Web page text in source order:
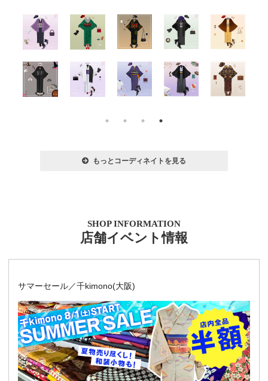
もっとコーディネイトを見る
SHOP INFORMATION
店舗イベント情報
サマーセール／千kimono(大阪)